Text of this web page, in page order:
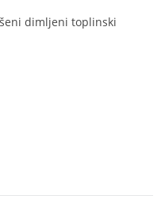
dimljeni toplinski